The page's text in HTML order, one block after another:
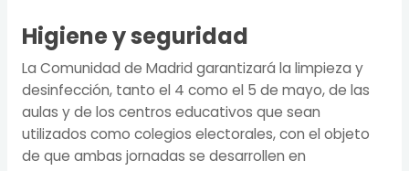
Higiene y seguridad
La Comunidad de Madrid garantizará la limpieza y
desinfección, tanto el 4 como el 5 de mayo, de las
aulas y de los centros educativos que sean
utilizados como colegios electorales, con el objeto
de que ambas jornadas se desarrollen en